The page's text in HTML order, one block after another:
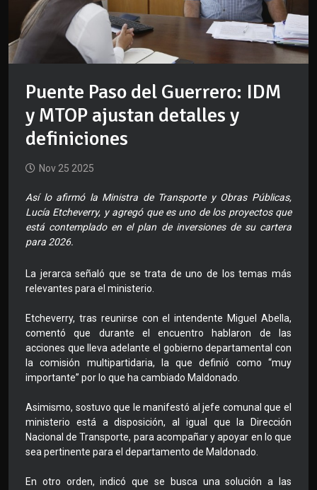
Puente Paso del Guerrero: IDM
y MTOP ajustan detalles y
definiciones
Nov 25 2025
Así lo afirmó la Ministra de Transporte y Obras Públicas,
Lucía Etcheverry, y agregó que es uno de los proyectos que
está contemplado en el plan de inversiones de su cartera
para 2026.
La jerarca señaló que se trata de uno de los temas más
relevantes para el ministerio.
Etcheverry, tras reunirse con el intendente Miguel Abella,
comentó que durante el encuentro hablaron de las
acciones que lleva adelante el gobierno departamental con
la comisión multipartidaria, la que definió como “muy
importante” por lo que ha cambiado Maldonado.
Asimismo, sostuvo que le manifestó al jefe comunal que el
ministerio está a disposición, al igual que la Dirección
Nacional de Transporte, para acompañar y apoyar en lo que
sea pertinente para el departamento de Maldonado.
En otro orden, indicó que se busca una solución a las